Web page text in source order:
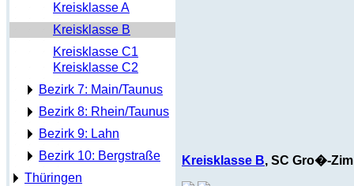
Kreisklasse A
Kreisklasse B
Kreisklasse C1
Kreisklasse C2
Bezirk 7: Main/Taunus
Bezirk 8: Rhein/Taunus
Bezirk 9: Lahn
Bezirk 10: Bergstraße
Thüringen
Kreisklasse B, SC Gro�-